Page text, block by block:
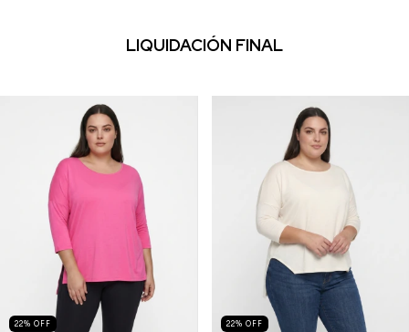
LIQUIDACIÓN FINAL
22% OFF 22% OFF